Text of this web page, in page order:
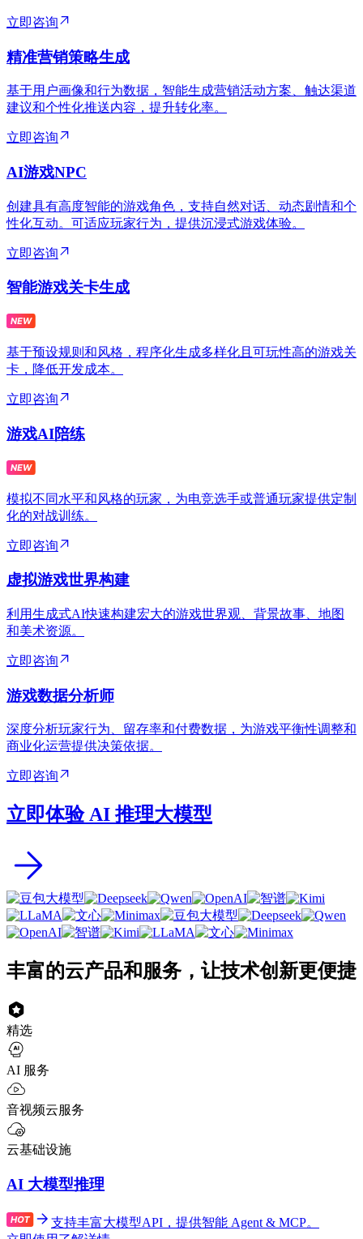
立即咨询
精准营销策略生成
基于用户画像和行为数据，智能生成营销活动方案、触达渠道
建议和个性化推送内容，提升转化率。
立即咨询
AI游戏NPC
创建具有高度智能的游戏角色，支持自然对话、动态剧情和个
性化互动。可适应玩家行为，提供沉浸式游戏体验。
立即咨询
智能游戏关卡生成
基于预设规则和风格，程序化生成多样化且可玩性高的游戏关
卡，降低开发成本。
立即咨询
游戏AI陪练
模拟不同水平和风格的玩家，为电竞选手或普通玩家提供定制
化的对战训练。
立即咨询
虚拟游戏世界构建
利用生成式AI快速构建宏大的游戏世界观、背景故事、地图
和美术资源。
立即咨询
游戏数据分析师
深度分析玩家行为、留存率和付费数据，为游戏平衡性调整和
商业化运营提供决策依据。
立即咨询
立即体验 AI 推理大模型
丰富的云产品和服务，让技术创新更便捷
精选
AI 服务
音视频云服务
云基础设施
AI 大模型推理
支持丰富大模型API，提供智能 Agent & MCP。